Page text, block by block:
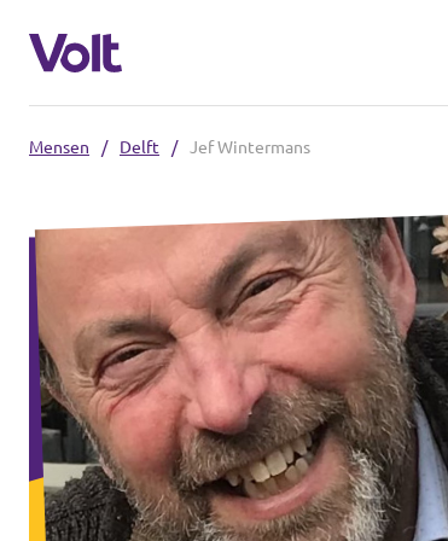
Overzicht fracties en communities
Fracties
Zuid-Holland
Delft
Rotterdam
Standpunten
Over Volt
Mensen
Nieuws
Mensen / Delft / Jef Wintermans